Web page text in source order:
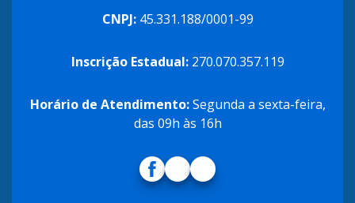
CNPJ:45.331.188/0001-99
Inscrição Estadual:270.070.357.119
Horário de Atendimento:Segunda a sexta-feira,
das 09h às 16h